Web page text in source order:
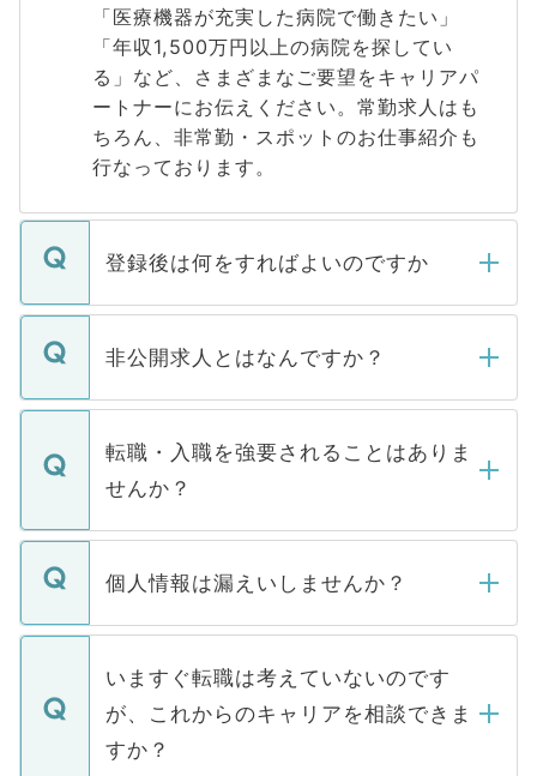
「医療機器が充実した病院で働きたい」
「年収1,500万円以上の病院を探してい
る」など、さまざまなご要望をキャリアパ
ートナーにお伝えください。常勤求人はも
ちろん、非常勤・スポットのお仕事紹介も
行なっております。
登録後は何をすればよいのですか
ご登録いただきましたら、弊社担当者がご
登録内容を確認し、その後メールもしくは
ます。通常、5営業日以内にはご連絡をせて
いただきますので、しばらくお待ちくださ
非公開求人とはなんですか？
マイナビDOCTORで取り扱っている求人の
うち約3割は、Webサイトからご覧いただ
けない「非公開求人」です。非公開求人は
下記の理由によって、一般には公開してい
ません。
■応募殺到を避けるため 人気のある医療機
関を公にしてしまうと、応募が殺到する場
に、医療機関が求める条件に合った人材の
みを人材紹介会社に依頼するケースが増え
ています。
転職・入職を強要されることはありま
せんか？
転職・入職を強要することは一切ありませ
ん。また、仮に応募先から内定をいただい
定を承諾する必要はありません。内定先へ
の辞退の連絡はキャリアパートナーが行い
個人情報は漏えいしませんか？
個人情報が漏えいすることはありませんの
で、ご安心ください。当サイトからの登録
などで収集したご登録者様の個人情報は、
ご本人のキャリアアップおよび転職活動の
支援を目的に使用いたします。お預かりし
いますぐ転職は考えていないのです
が、これからのキャリアを相談できま
すか？